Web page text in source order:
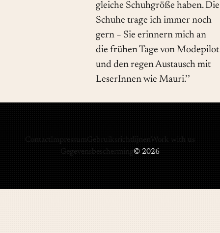
gleiche Schuhgröße haben. Die
Schuhe trage ich immer noch
gern − Sie erinnern mich an
die frühen Tage von Modepilot
und den regen Austausch mit
LeserInnen wie Mauri.’’
ContactImpressumGebruiksrichtlijnenWork with us
Gegevensbescherming© 2026